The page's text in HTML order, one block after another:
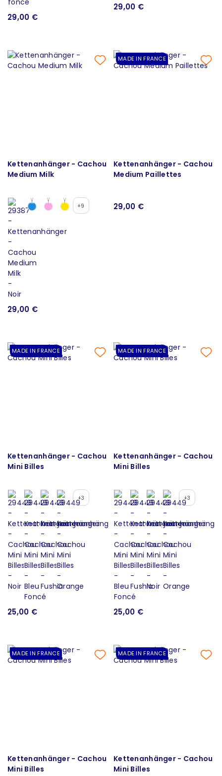
29,00 €
29,00 €
Kettenanhänger - Cachou
Medium Milk
+9
29,00 €
MADE IN FRANCE
Kettenanhänger - Cachou
Medium Paillettes
29,00 €
MADE IN FRANCE
Kettenanhänger - Cachou
Mini Billes
+3
25,00 €
MADE IN FRANCE
Kettenanhänger - Cachou
Mini Billes
+3
25,00 €
MADE IN FRANCE
Kettenanhänger - Cachou
Mini Billes
MADE IN FRANCE
Kettenanhänger - Cachou
Mini Billes